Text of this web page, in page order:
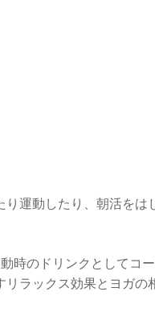
運動したり、朝活をは
時のドリンクとしてコ
ラックス効果とヨガの